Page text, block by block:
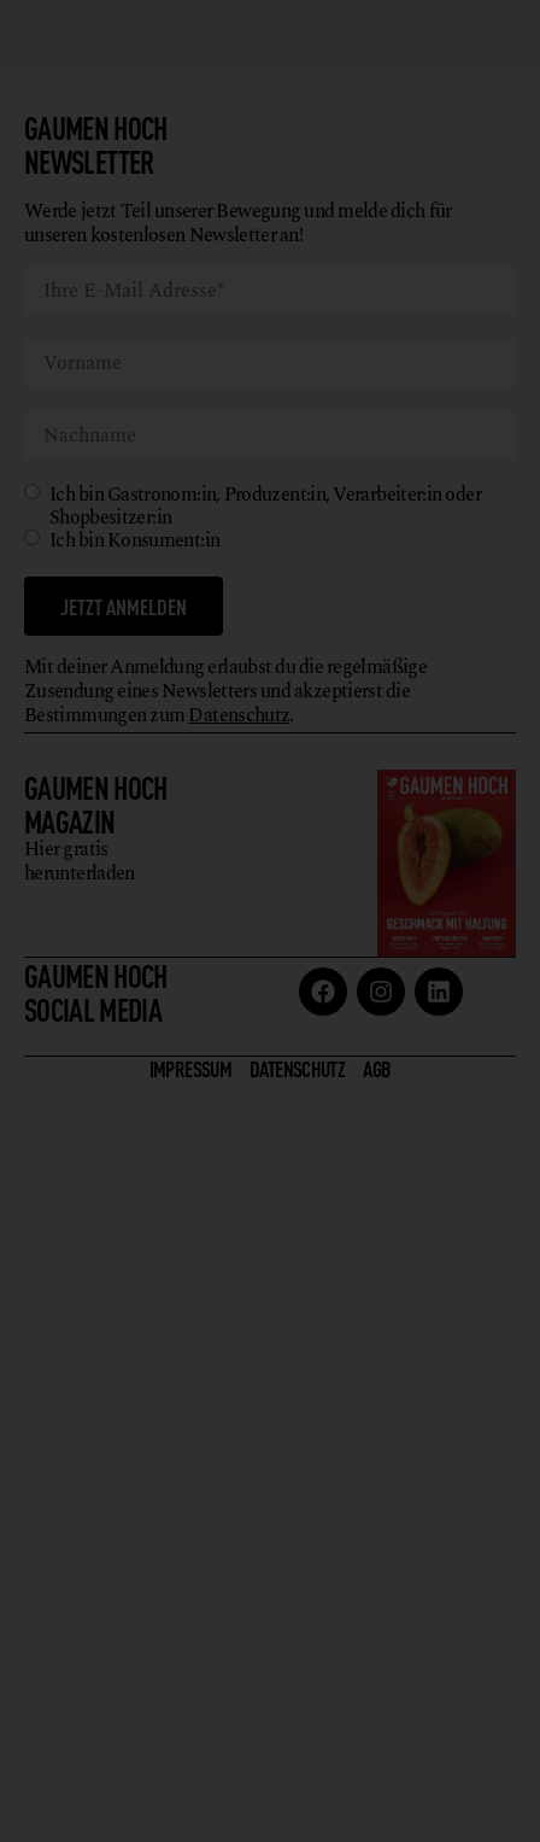
GAUMEN HOCH
MAGAZIN
Hier gratis
herunterladen
GAUMEN HOCH
SOCIAL MEDIA
GAUMEN HOCH
NEWSLETTER
Werde jetzt Teil unserer Bewegung und melde dich für
unseren kostenlosen Newsletter an!
Ich bin Gastronom:in, Produzent:in, Verarbeiter:in oder
Shopbesitzer:in
Ich bin Konsument:in
JETZT ANMELDEN
Mit deiner Anmeldung erlaubst du die regelmäßige
Zusendung eines Newsletters und akzeptierst die
Bestimmungen zumDatenschutz.
IMPRESSUM DATENSCHUTZ AGB